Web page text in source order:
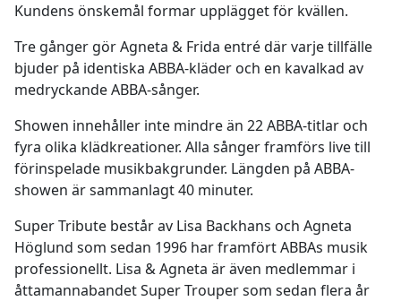
Kundens önskemål formar upplägget för kvällen.
Tre gånger gör Agneta & Frida entré där varje tillfälle
bjuder på identiska ABBA-kläder och en kavalkad av
medryckande ABBA-sånger.
Showen innehåller inte mindre än 22 ABBA-titlar och
fyra olika klädkreationer. Alla sånger framförs live till
förinspelade musikbakgrunder. Längden på ABBA-
showen är sammanlagt 40 minuter.
Super Tribute består av Lisa Backhans och Agneta
Höglund som sedan 1996 har framfört ABBAs musik
professionellt. Lisa & Agneta är även medlemmar i
åttamannabandet Super Trouper som sedan flera år